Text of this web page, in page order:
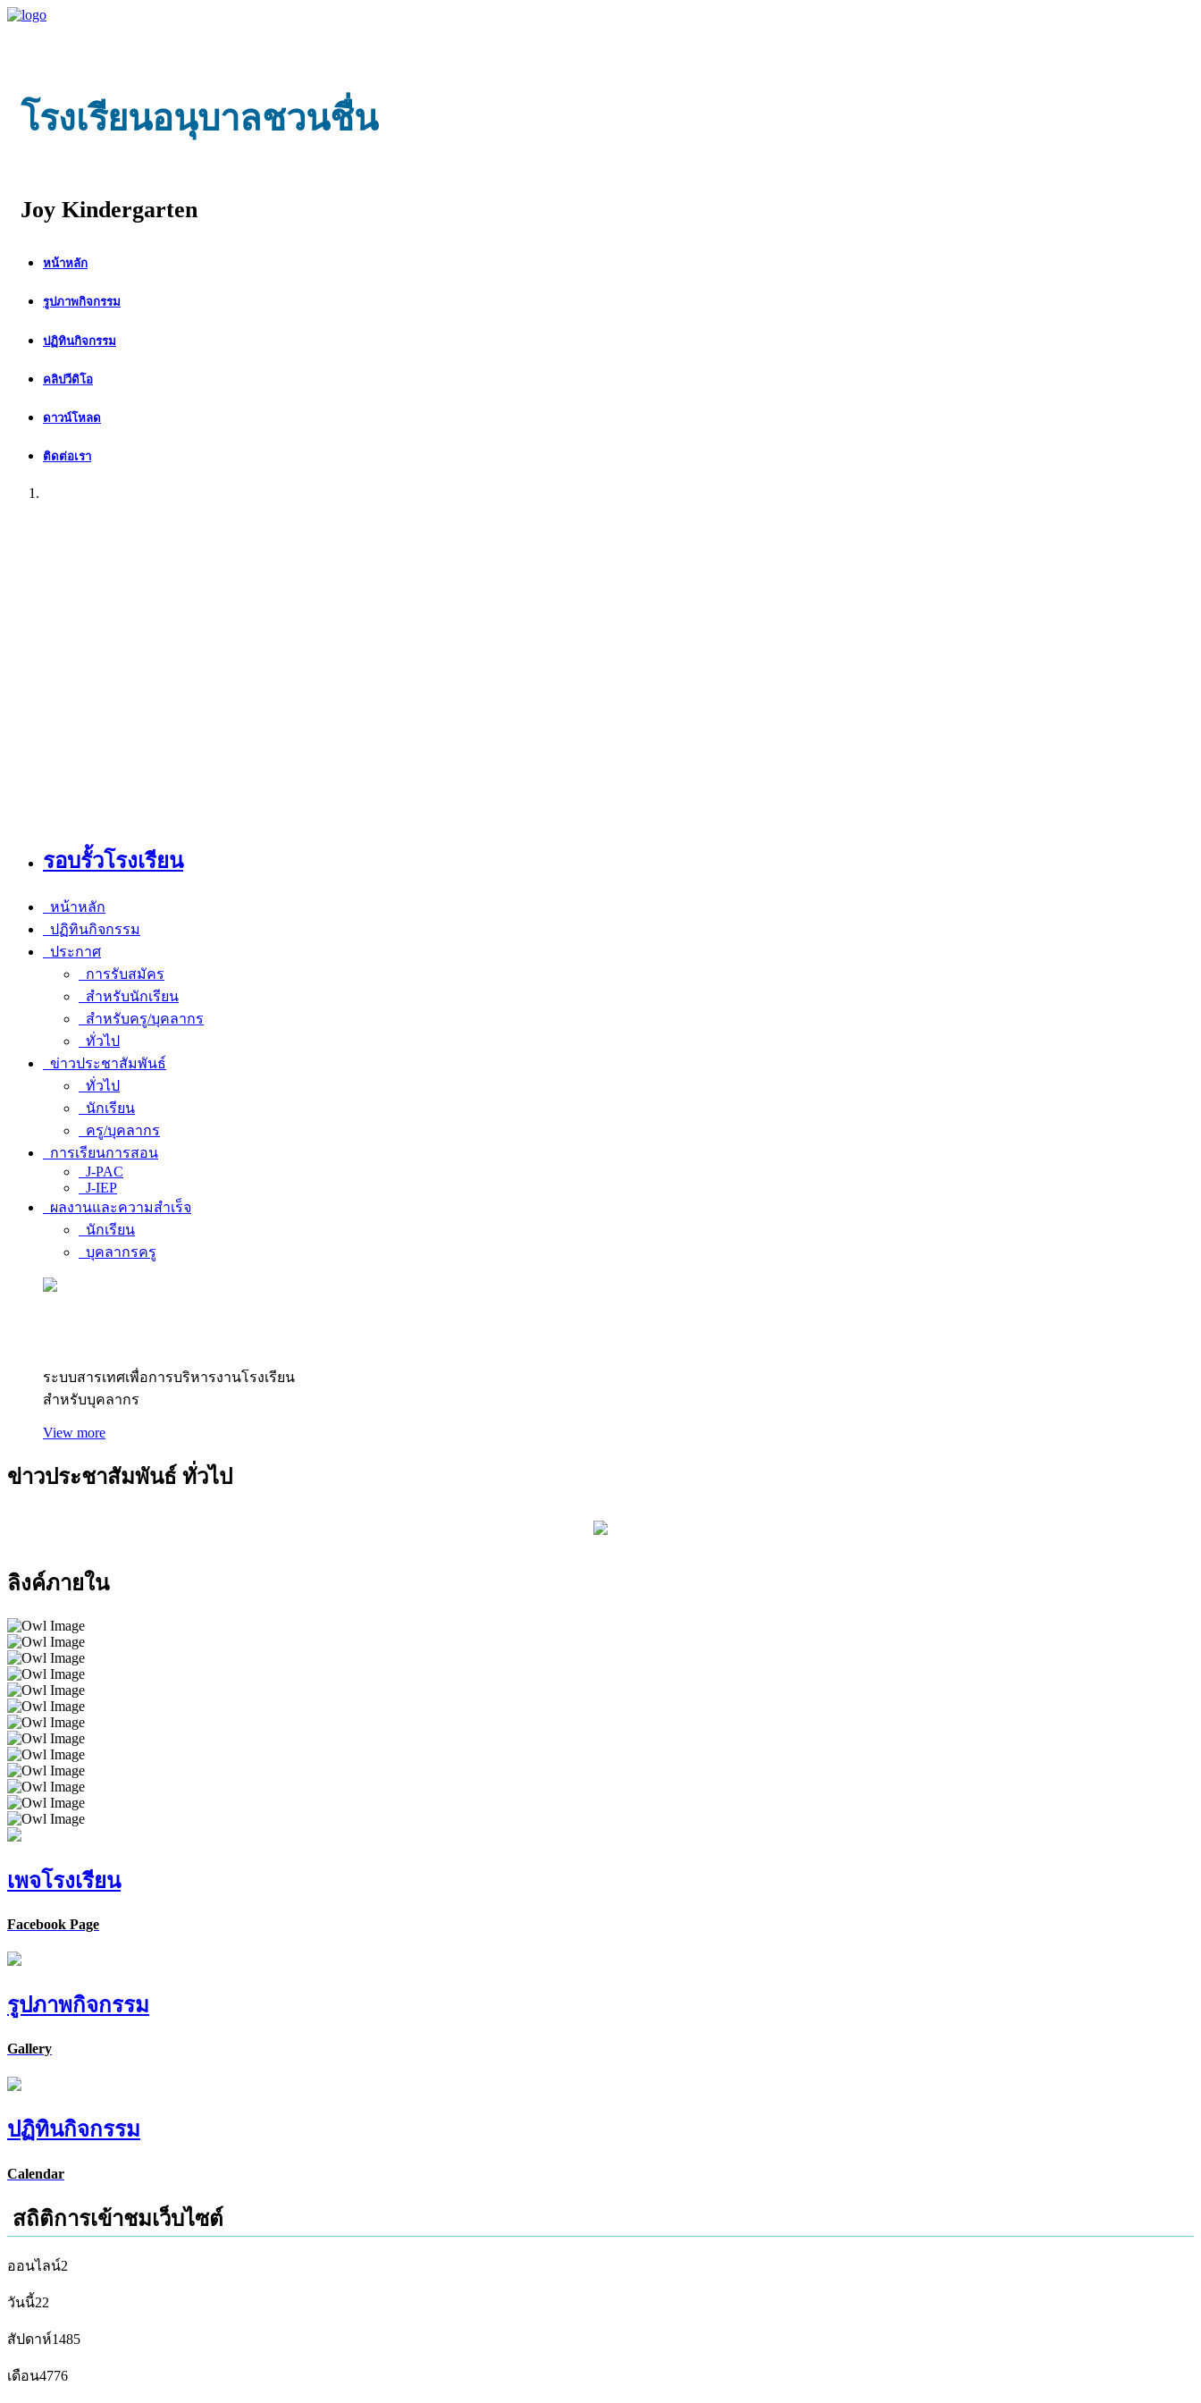
โรงเรียนอนุบาลชวนชื่น
Joy Kindergarten
หน้าหลัก
รูปภาพกิจกรรม
ปฏิทินกิจกรรม
คลิปวีดิโอ
ดาวน์โหลด
ติดต่อเรา
รอบรั้วโรงเรียน
หน้าหลัก
ปฏิทินกิจกรรม
ประกาศ
การรับสมัคร
สำหรับนักเรียน
สำหรับครู/บุคลากร
ทั่วไป
ข่าวประชาสัมพันธ์
ทั่วไป
นักเรียน
ครู/บุคลากร
การเรียนการสอน
J-PAC
J-IEP
ผลงานและความสำเร็จ
นักเรียน
บุคลากรครู
ระบบสารเทศเพื่อการบริหารงานโรงเรียน
สำหรับบุคลากร
View more
ข่าวประชาสัมพันธ์ ทั่วไป
ลิงค์ภายใน
เพจโรงเรียน
Facebook Page
รูปภาพกิจกรรม
Gallery
ปฏิทินกิจกรรม
Calendar
สถิติการเข้าชมเว็บไซต์
ออนไลน์2
วันนี้22
สัปดาห์1485
เดือน4776